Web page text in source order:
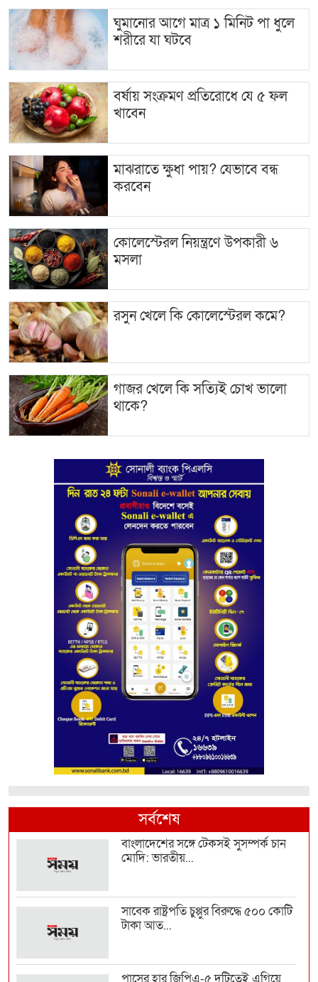
ঘুমানোর আগে মাত্র ১ মিনিট পা ধুলে
শরীরে যা ঘটবে
বর্ষায় সংক্রমণ প্রতিরোধে যে ৫ ফল
খাবেন
মাঝরাতে ক্ষুধা পায়? যেভাবে বন্ধ
করবেন
কোলেস্টেরল নিয়ন্ত্রণে উপকারী ৬
মসলা
রসুন খেলে কি কোলেস্টেরল কমে?
গাজর খেলে কি সত্যিই চোখ ভালো
থাকে?
সর্বশেষ
বাংলাদেশের সঙ্গে টেকসই সুসম্পর্ক চান
মোদি: ভারতীয়...
সাবেক রাষ্ট্রপতি চুপ্পুর বিরুদ্ধে ৫০০ কোটি
টাকা আত...
পাসের হার জিপিএ-৫ দুটিতেই এগিয়ে